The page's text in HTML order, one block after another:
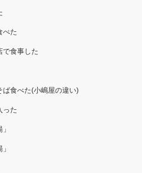
べた
で食事した
ば食べた(小嶋屋の違い)
った